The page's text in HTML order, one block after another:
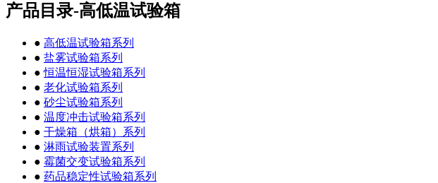
产品目录-高低温试验箱
● 高低温试验箱系列
● 盐雾试验箱系列
●恒温恒湿试验箱系列
● 老化试验箱系列
● 砂尘试验箱系列
● 温度冲击试验箱系列
● 干燥箱（烘箱）系列
● 淋雨试验装置系列
● 霉菌交变试验箱系列
● 药品稳定性试验箱系列